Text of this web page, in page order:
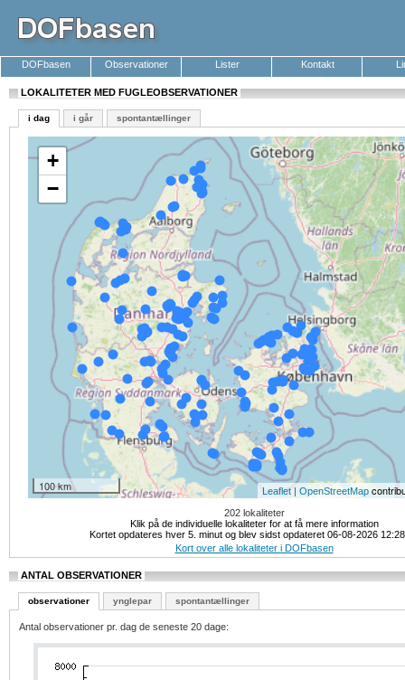
DOFbasen Observationer Lister Kontakt
LOKALITETER MED FUGLEOBSERVATIONER
i dag i går spontantællinger
+
−
100 km Leaflet | OpenStreetMap
202 lokaliteter
Klik på de individuelle lokaliteter for at få mere information
Kortet opdateres hver 5. minut og blev sidst opdateret 06-08-2026
Kort over alle lokaliteter i DOFbasen
ANTAL OBSERVATIONER
observationer ynglepar spontantællinger
Antal observationer pr. dag de seneste 20 dage: